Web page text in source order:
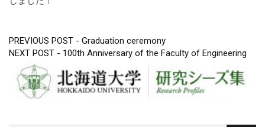
投
稿
ナ
PREVIOUS POST - Graduation ceremony
NEXT POST - 100th Anniversary of the Faculty of Engineering